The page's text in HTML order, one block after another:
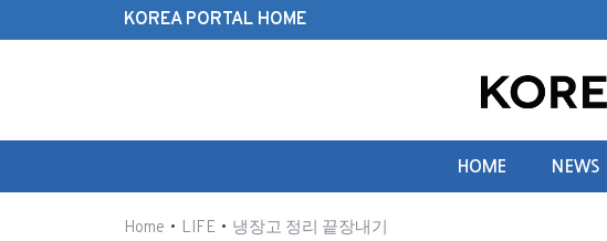
KOREA PORTAL HOME
HOME NEWS
Home • LIFE • 냉장고 정리 끝장내기